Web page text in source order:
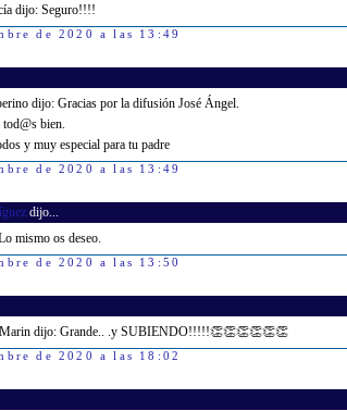
dijo: Seguro!!!!
de 2020 a las 13:49
dijo: Gracias por la difusión José Ángel.
bien.
y muy especial para tu padre
de 2020 a las 13:49
dijo...
mismo os deseo.
de 2020 a las 13:50
Marin dijo: Grande.. .y SUBIENDO!!!!!👏👏👏👏👏👏
de 2020 a las 18:02